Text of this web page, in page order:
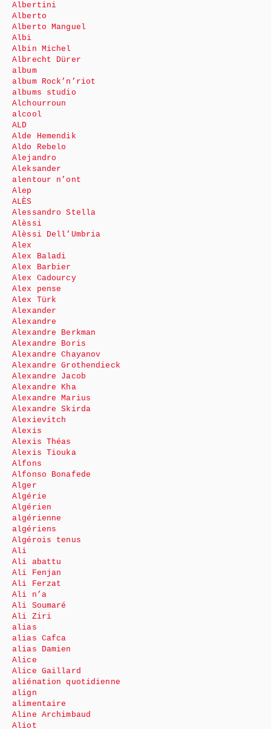
Albertini
Alberto
Alberto Manguel
Albi
Albin Michel
Albrecht Dürer
album
album Rock’n’riot
albums studio
Alchourroun
alcool
ALD
Alde Hemendik
Aldo Rebelo
Alejandro
Aleksander
alentour n’ont
Alep
ALÈS
Alessandro Stella
Alèssi
Alèssi Dell’Umbria
Alex
Alex Baladi
Alex Barbier
Alex Cadourcy
Alex pense
Alex Türk
Alexander
Alexandre
Alexandre Berkman
Alexandre Boris
Alexandre Chayanov
Alexandre Grothendieck
Alexandre Jacob
Alexandre Kha
Alexandre Marius
Alexandre Skirda
Alexievitch
Alexis
Alexis Théas
Alexis Tiouka
Alfons
Alfonso Bonafede
Alger
Algérie
Algérien
algérienne
algériens
Algérois tenus
Ali
Ali abattu
Ali Fenjan
Ali Ferzat
Ali n’a
Ali Soumaré
Ali Ziri
alias
alias Cafca
alias Damien
Alice
Alice Gaillard
aliénation quotidienne
align
alimentaire
Aline Archimbaud
Aliot